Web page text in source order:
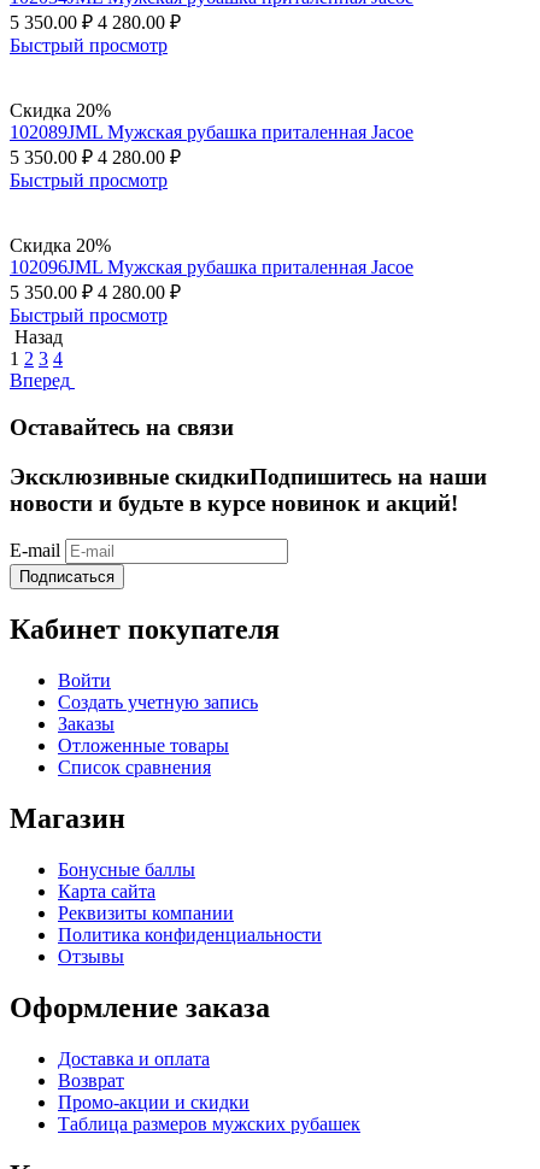
5 350.00 ₽ 4 280.00 ₽
Быстрый просмотр
Скидка 20%
102089JML Мужская рубашка приталенная Jacoe
5 350.00 ₽ 4 280.00 ₽
Быстрый просмотр
Скидка 20%
102096JML Мужская рубашка приталенная Jacoe
5 350.00 ₽ 4 280.00 ₽
Быстрый просмотр
Назад
1 2 3 4
Вперед
Оставайтесь на связи
Эксклюзивные скидкиПодпишитесь на наши
новости и будьте в курсе новинок и акций!
E-mail
Подписаться
Кабинет покупателя
Войти
Создать учетную запись
Заказы
Отложенные товары
Список сравнения
Магазин
Бонусные баллы
Карта сайта
Реквизиты компании
Политика конфиденциальности
Отзывы
Оформление заказа
Доставка и оплата
Возврат
Промо-акции и скидки
Таблица размеров мужских рубашек